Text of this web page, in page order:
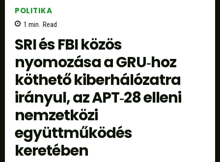
POLITIKA
1 min. Read
SRI és FBI közös
nyomozása a GRU‑hoz
köthető kiberhálózatra
irányul, az APT‑28 elleni
nemzetközi
együttműködés
keretében